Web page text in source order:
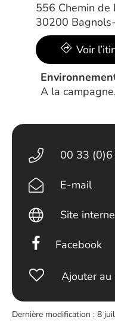
556 Chemin de
30200
Voir
A la
00 33
E-mail
Site
Facebook
Ajouter au
Dernière modification : 8